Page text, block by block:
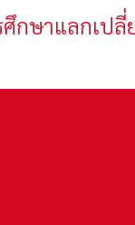
กษาแลกเปลี่